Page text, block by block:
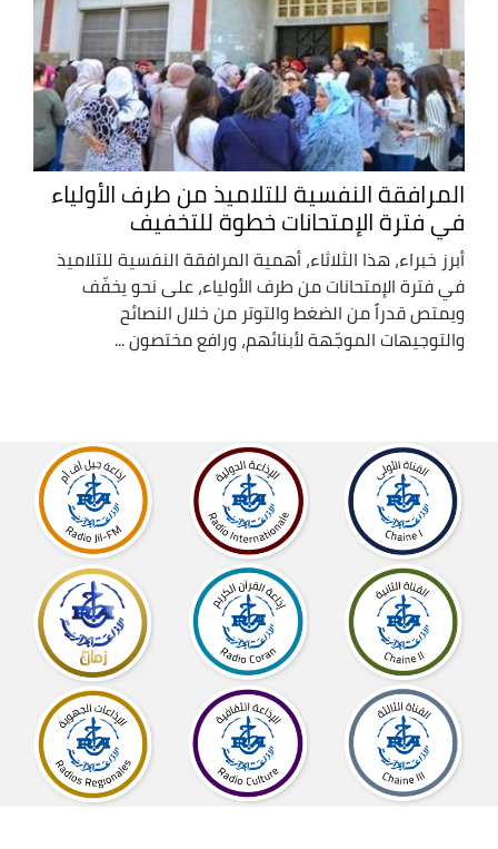
المرافقة النفسية للتلاميذ من طرف الأولياء
في فترة الإمتحانات خطوة للتخفيف
أبرز خبراء، هذا الثلاثاء، أهمية المرافقة النفسية للتلاميذ
في فترة الإمتحانات من طرف الأولياء، على نحو يخفّف
ويمتص قدراً من الضغط والتوتر من خلال النصائح
والتوجيهات الموجّهة لأبنائهم، ورافع مختصون ...